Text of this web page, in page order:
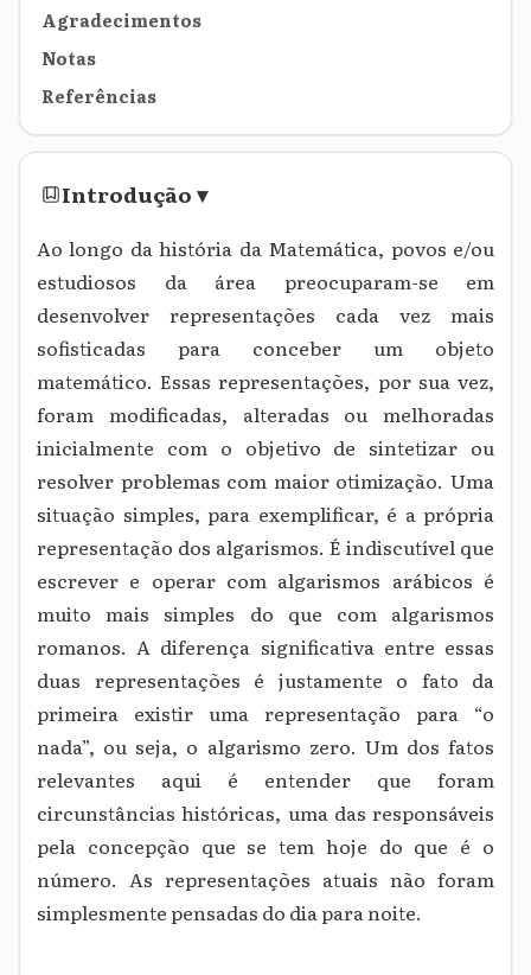
Agradecimentos
Notas
Referências
Introdução▾
Ao longo da história da Matemática, povos e/ou
estudiosos da área preocuparam-se em
desenvolver representações cada vez mais
sofisticadas para conceber um objeto
matemático. Essas representações, por sua vez,
foram modificadas, alteradas ou melhoradas
inicialmente com o objetivo de sintetizar ou
resolver problemas com maior otimização. Uma
situação simples, para exemplificar, é a própria
representação dos algarismos. É indiscutível que
escrever e operar com algarismos arábicos é
muito mais simples do que com algarismos
romanos. A diferença significativa entre essas
duas representações é justamente o fato da
primeira existir uma representação para “o
nada”, ou seja, o algarismo zero. Um dos fatos
relevantes aqui é entender que foram
circunstâncias históricas, uma das responsáveis
pela concepção que se tem hoje do que é o
número. As representações atuais não foram
simplesmente pensadas do dia para noite.